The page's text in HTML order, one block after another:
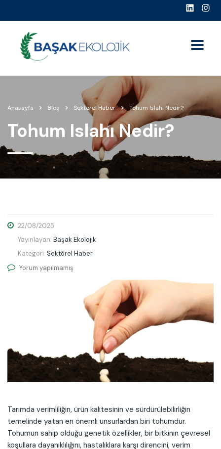
Anasayfa Blog Sektörel Haber Tohum Islahı Nedir?
Tohum Islahı Nedir?
22/08/2025
Yayınlayan: Başak Ekolojik
Kategori: Sektörel Haber
Yorum yapılmamış
Tarımda verimliliğin, ürün kalitesinin ve sürdürülebilirliğin
temelinde yatan en önemli unsurlardan biri tohumdur.
Tohumun sahip olduğu genetik özellikler, bir bitkinin çevresel
koşullara dayanıklılığını, hastalıklara karşı direncini, verim